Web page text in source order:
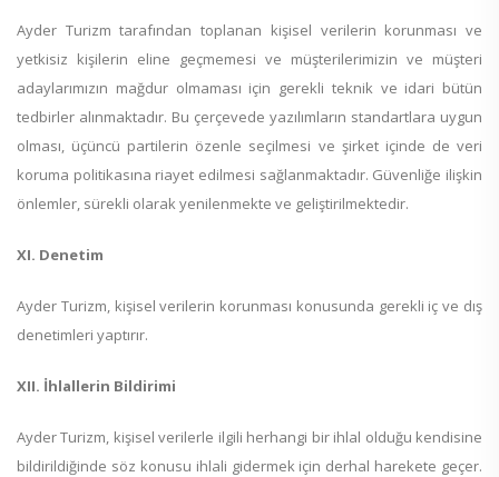
Ayder Turizm tarafından toplanan kişisel verilerin korunması ve
yetkisiz kişilerin eline geçmemesi ve müşterilerimizin ve müşteri
adaylarımızın mağdur olmaması için gerekli teknik ve idari bütün
tedbirler alınmaktadır. Bu çerçevede yazılımların standartlara uygun
olması, üçüncü partilerin özenle seçilmesi ve şirket içinde de veri
koruma politikasına riayet edilmesi sağlanmaktadır. Güvenliğe ilişkin
önlemler, sürekli olarak yenilenmekte ve geliştirilmektedir.
XI. Denetim
Ayder Turizm, kişisel verilerin korunması konusunda gerekli iç ve dış
denetimleri yaptırır.
XII. İhlallerin Bildirimi
Ayder Turizm, kişisel verilerle ilgili herhangi bir ihlal olduğu kendisine
bildirildiğinde söz konusu ihlali gidermek için derhal harekete geçer.